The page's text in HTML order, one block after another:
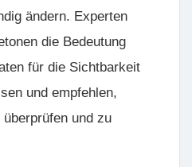
ändern. Experten
die Bedeutung
für die Sichtbarkeit
und empfehlen,
und zu